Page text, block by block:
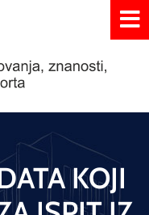
KOJI